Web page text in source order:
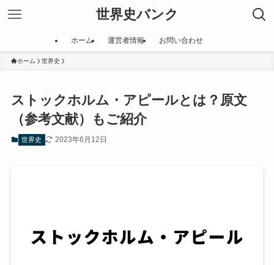
世界史バンク
ホーム 運営者情報 お問い合わせ
ホーム 世界史
ストックホルム・アピールとは？原文
（参考文献）もご紹介
世界史 2023年6月12日